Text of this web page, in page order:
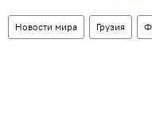
Новости мира Грузия